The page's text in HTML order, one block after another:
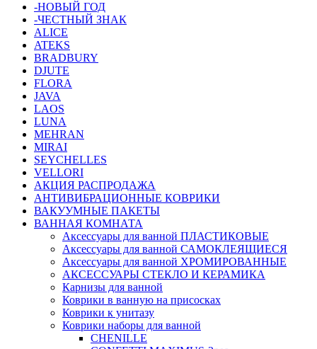
-НОВЫЙ ГОД
-ЧЕСТНЫЙ ЗНАК
ALICE
ATEKS
BRADBURY
DJUTE
FLORA
JAVA
LAOS
LUNA
MEHRAN
MIRAI
SEYCHELLES
VELLORI
АКЦИЯ РАСПРОДАЖА
АНТИВИБРАЦИОННЫЕ КОВРИКИ
ВАКУУМНЫЕ ПАКЕТЫ
ВАННАЯ КОМНАТА
Аксессуары для ванной ПЛАСТИКОВЫЕ
Аксессуары для ванной САМОКЛЕЯЩИЕСЯ
Аксессуары для ванной ХРОМИРОВАННЫЕ
АКСЕССУАРЫ СТЕКЛО И КЕРАМИКА
Карнизы для ванной
Коврики в ванную на присосках
Коврики к унитазу
Коврики наборы для ванной
CHENILLE